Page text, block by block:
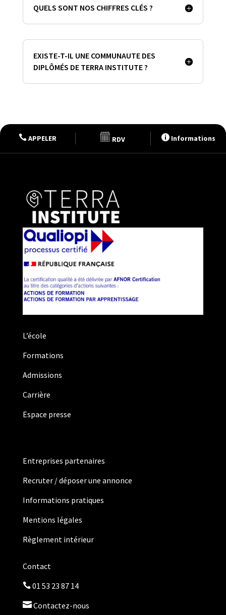
QUELS SONT NOS CHIFFRES CLÉS ?
EXISTE-T-IL UNE COMMUNAUTE DES
DIPLÔMÉS DE TERRA INSTITUTE ?
APPELER RDV  Informations
L’école
Formations
Admissions
Carrière
Espace presse
Entreprises partenaires
Recruter / déposer une annonce
Informations pratiques
Mentions légales
Règlement intérieur
Contact
01 53 23 87 14
Contactez-nous